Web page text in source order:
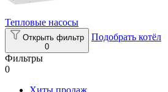
Тепловые насосы
Открыть фильтр
0
Подобрать котёл
Фильтры
0
Хиты продаж